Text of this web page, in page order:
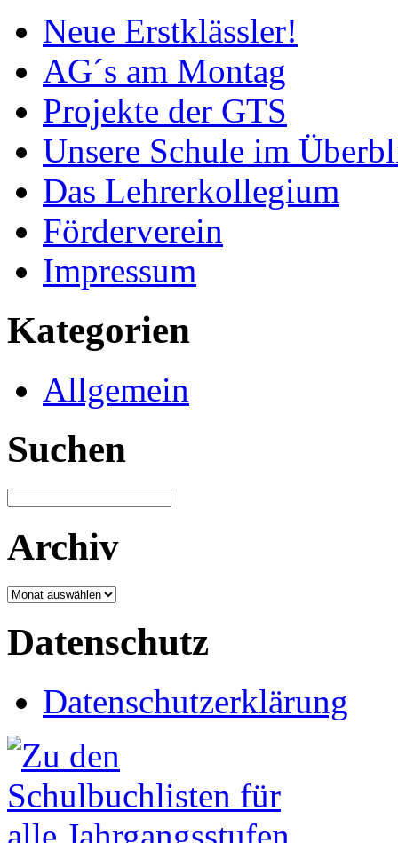
Neue Erstklässler!
AG´s am Montag
Projekte der GTS
Unsere Schule im
Das Lehrerkollegium
Förderverein
Impressum
Kategorien
Allgemein
Suchen
Archiv
Archiv
Datenschutz
Datenschutzerklärung